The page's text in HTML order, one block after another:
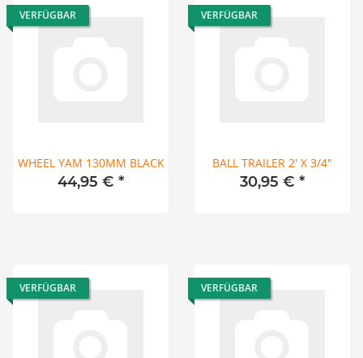
VERFÜGBAR
WHEEL YAM 130MM BLACK
44,95 € *
VERFÜGBAR
BALL TRAILER 2' X 3/4"
30,95 € *
VERFÜGBAR VERFÜGBAR